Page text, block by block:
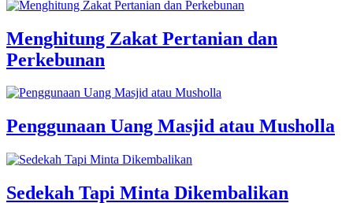
Menghitung Zakat Pertanian dan
Perkebunan
Penggunaan Uang Masjid atau Musholla
Sedekah Tapi Minta Dikembalikan